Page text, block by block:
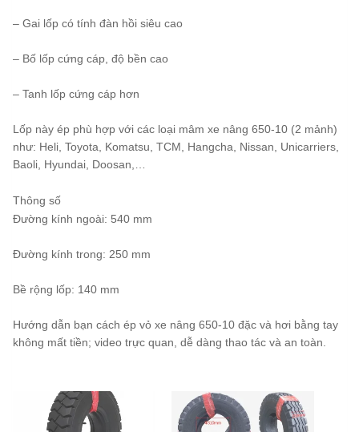
– Gai lốp có tính đàn hồi siêu cao
– Bố lốp cứng cáp, độ bền cao
– Tanh lốp cứng cáp hơn
Lốp này ép phù hợp với các loại mâm xe nâng 650-10 (2 mảnh)
như: Heli, Toyota, Komatsu, TCM, Hangcha, Nissan, Unicarriers,
Baoli, Hyundai, Doosan,…
Thông số
Đường kính ngoài: 540 mm
Đường kính trong: 250 mm
Bề rộng lốp: 140 mm
Hướng dẫn bạn cách ép vỏ xe nâng 650-10 đặc và hơi bằng tay
không mất tiền; video trực quan, dễ dàng thao tác và an toàn.